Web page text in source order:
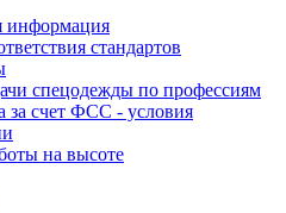
информация
стандартов
спецодежды по профессиям
за счет ФСС - условия
на высоте